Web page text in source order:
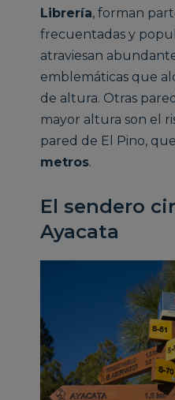
Librería, forman
frecuentadas y
atraviesan
emblemáticas que
de altura. Otras
mayor altura son el
pared de El Pino,
metros.
El sendero
Ayacata